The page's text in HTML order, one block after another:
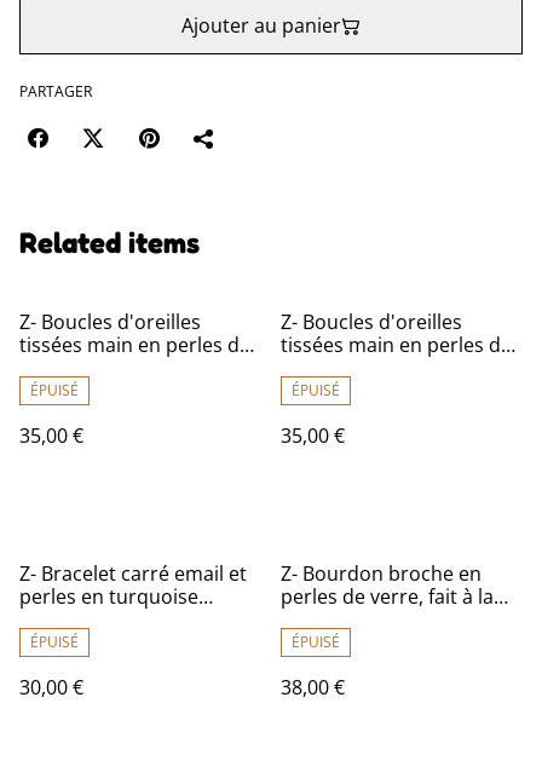
Ajouter au panier
PARTAGER
Related items
Z- Boucles d'oreilles
tissées main en perles de
en laiton
ÉPUISÉ
35,00 €
Z- Boucles d'oreilles
tissées main en perles de
fermoirs en acier
inoxydable doré -sans
nickel, pièce unique
ÉPUISÉ
35,00 €
Z- Bracelet carré email et
perles en turquoise
naturelles), monté sur fil
de jade, très résistant,
pièce unique
ÉPUISÉ
30,00 €
Z- Bourdon broche en
perles de verre, fait à la
ÉPUISÉ
38,00 €